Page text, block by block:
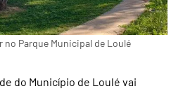
Parque Municipal de Loulé
do Município de Loulé vai